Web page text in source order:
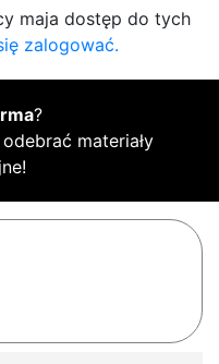
maja dostęp do tych
zalogować.
?
materiały